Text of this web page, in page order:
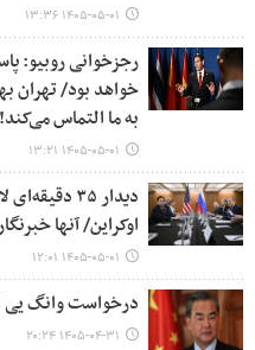
۱۴۰۵-۰۵-۰۱ ۱۳:۳۶
رجزخوانی روبیو:
خواهد بود/ تهران
به ما التماس می‌کند!
۱۴۰۵-۰۵-۰۱ ۱۳:۲۱
دیدار ۳۵
اوکراین/ آنها
۱۴۰۵-۰۵-۰۱ ۱۲:۰۱
درخواست وانگ یی
۱۴۰۵-۰۴-۳۱ ۲۰:۲۴